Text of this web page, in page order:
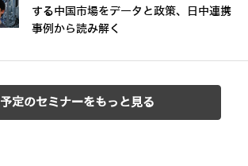
する中国市場をデータと政策、日中連携
事例から読み解く
定のセミナーをもっと見る